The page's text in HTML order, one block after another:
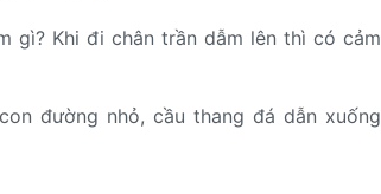
gì? Khi đi chân trần dẫm lên thì có cảm
đường nhỏ, cầu thang đá dẫn xuống